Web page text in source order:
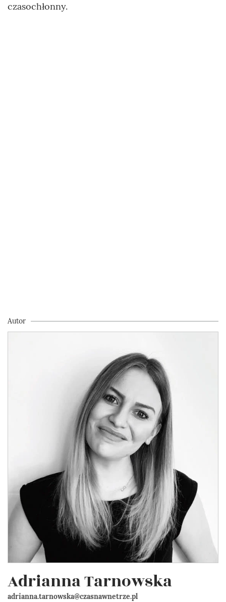
czasochłonny.
Autor
Adrianna Tarnowska
adrianna.tarnowska@czasnawnetrze.pl